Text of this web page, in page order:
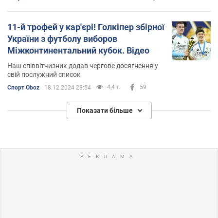
11-й трофей у кар'єрі! Голкіпер збірної
України з футболу виборов
Міжконтинентальний кубок. Відео
Наш співвітчизник додав чергове досягнення у
свій послужний список
Спорт Oboz 18.12.2024 23:54 4,4 т. 59
Показати більше